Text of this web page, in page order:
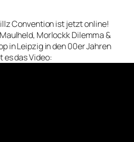
Convention ist jetzt online!
Morlockk Dilemma &
in Leipzig in den 00er Jahren
es das Video: